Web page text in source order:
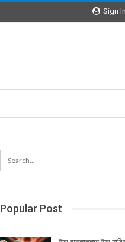
Sign In
Popular Post